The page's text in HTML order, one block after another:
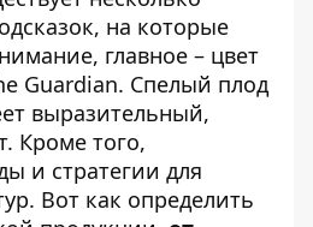
на которые
главное – цвет
Guardian. Спелый плод
выразительный,
Кроме того,
и стратегии для
Вот как определить